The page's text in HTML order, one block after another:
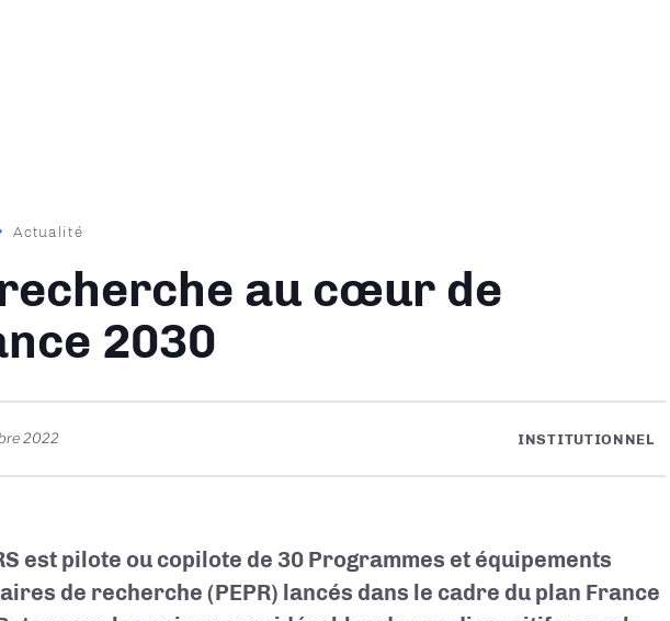
Actualité
au cœur de
2030
2022 INSTITUTIONNEL
est pilote ou copilote de 30 Programmes et équipements
de recherche (PEPR) lancés dans le cadre du plan France